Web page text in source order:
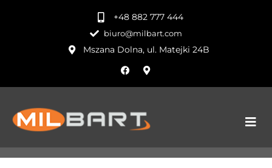
+48 882 777 444
biuro@milbart.com
Mszana Dolna, ul. Matejki 24B